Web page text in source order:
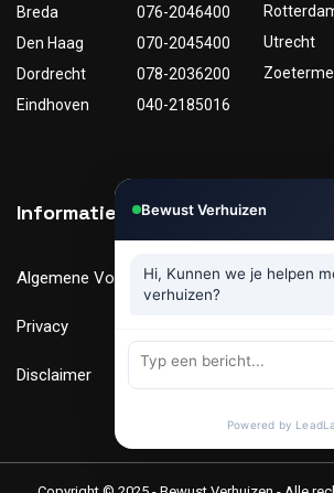
Breda
076-2046400
Den Haag
070-2045400
Dordrecht
078-2036200
Eindhoven
040-2185016
Utrecht
Informatie
Algemene Voorwaarden
Privacy
Disclaimer
Nuttige
Tarieven
Bewust Verhuizen
Hi, Kunnen we je helpen
verhuizen?
Powered by